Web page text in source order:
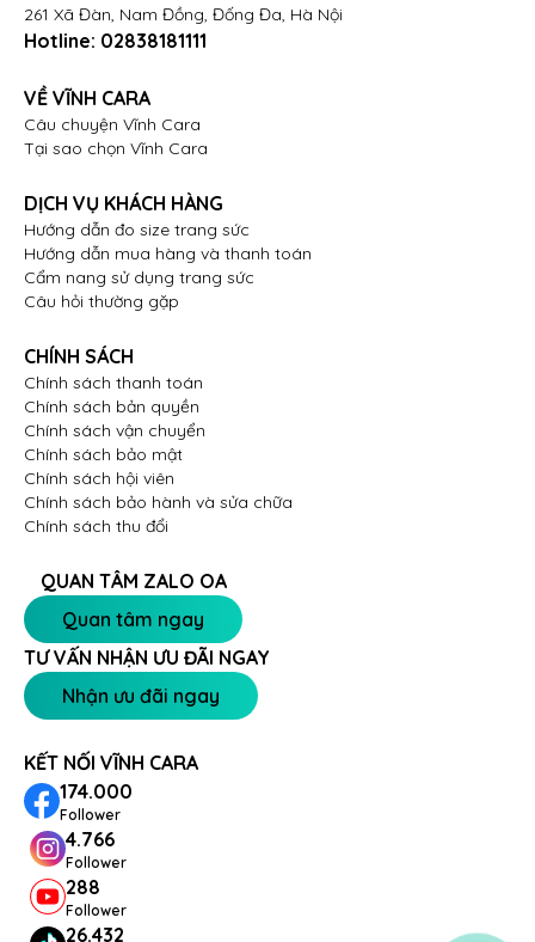
261 Xã Đàn, Nam Đồng, Đống Đa, Hà Nội
Hotline: 02838181111
VỀ VĨNH CARA
Câu chuyện Vĩnh Cara
Tại sao chọn Vĩnh Cara
DỊCH VỤ KHÁCH HÀNG
Hướng dẫn đo size trang sức
Hướng dẫn mua hàng và thanh toán
Cẩm nang sử dụng trang sức
Câu hỏi thường gặp
CHÍNH SÁCH
Chính sách thanh toán
Chính sách bản quyền
Chính sách vận chuyển
Chính sách bảo mật
Chính sách hội viên
Chính sách bảo hành và sửa chữa
Chính sách thu đổi
QUAN TÂM ZALO OA
Quan tâm ngay
TƯ VẤN NHẬN ƯU ĐÃI NGAY
Nhận ưu đãi ngay
KẾT NỐI VĨNH CARA
174.000
Follower
4.766
Follower
288
Follower
26.432